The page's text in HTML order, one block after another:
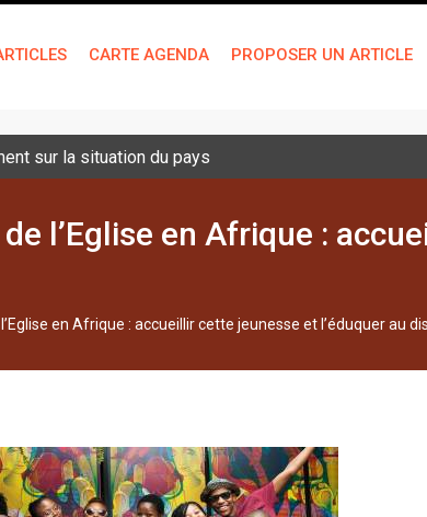
CARTE AGENDA PROPOSER UN ARTICLE
sur la situation du pays
l’Eglise en Afrique :
en Afrique : accueillir cette jeunesse et l’éduquer au